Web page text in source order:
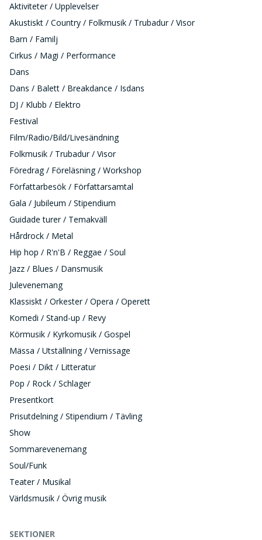
Aktiviteter / Upplevelser
Akustiskt / Country / Folkmusik / Trubadur / Visor
Barn / Familj
Cirkus / Magi / Performance
Dans
Dans / Balett / Breakdance / Isdans
DJ / Klubb / Elektro
Festival
Film/Radio/Bild/Livesändning
Folkmusik / Trubadur / Visor
Föredrag / Föreläsning / Workshop
Författarbesök / Författarsamtal
Gala / Jubileum / Stipendium
Guidade turer / Temakväll
Hårdrock / Metal
Hip hop / R'n'B / Reggae / Soul
Jazz / Blues / Dansmusik
Julevenemang
Klassiskt / Orkester / Opera / Operett
Komedi / Stand-up / Revy
Körmusik / Kyrkomusik / Gospel
Mässa / Utställning / Vernissage
Poesi / Dikt / Litteratur
Pop / Rock / Schlager
Presentkort
Prisutdelning / Stipendium / Tävling
Show
Sommarevenemang
Soul/Funk
Teater / Musikal
Världsmusik / Övrig musik
SEKTIONER